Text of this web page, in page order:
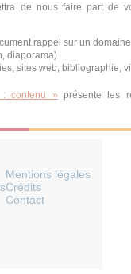
de nous faire part de
rappel sur un
diaporama)
sites web, bibliographie,
contenu » présente les
Mentions légales
Crédits
Contact